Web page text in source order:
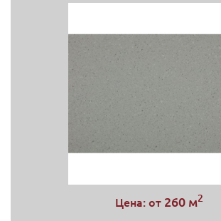
Цена: от 260 м2